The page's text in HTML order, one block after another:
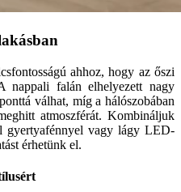
ahhoz, hogy az őszi
nappali falán elhelyezett nagy
válhat, míg a hálószobában
atmoszférát. Kombináljuk
gyertyafénnyel vagy lágy LED-
érhetünk el.